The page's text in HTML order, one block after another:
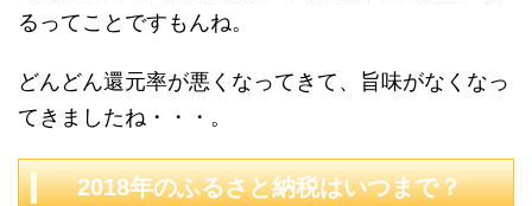
るってことですもんね。
どんどん還元率が悪くなってきて、旨味がなくなっ
てきましたね・・・。
2018年のふるさと納税はいつまで？